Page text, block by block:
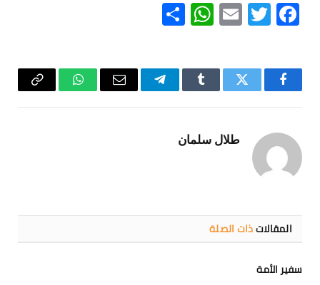
Facebook
Twitter
Email
WhatsApp
فيسبوكتويتر Tumblr تيلقرام البريد
واتسابCopy
طلال سلمان
المقالاتذات الصلة
سفير الأمة